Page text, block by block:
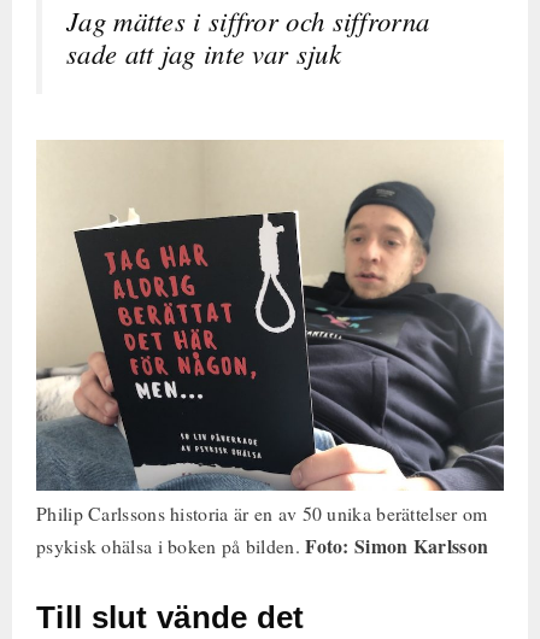
Jag mättes i siffror och siffrorna
sade att jag inte var sjuk
Philip Carlssons historia är en av 50 unika berättelser om
psykisk ohälsa i boken på bilden.Foto: Simon Karlsson
Till slut vände det